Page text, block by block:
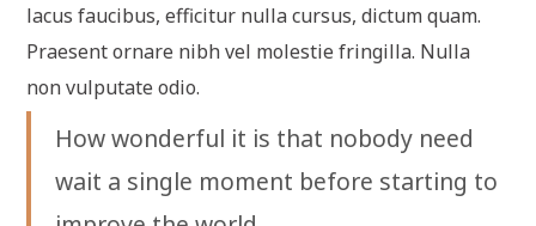
lacus faucibus, efficitur nulla cursus, dictum quam.
Praesent ornare nibh vel molestie fringilla. Nulla
non vulputate odio.
How wonderful it is that nobody need
wait a single moment before starting to